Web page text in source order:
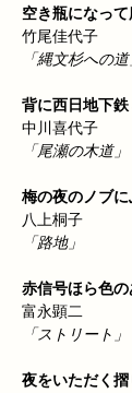
空き瓶になっ
竹尾佳代子
「縄文杉への道
背に西日地下
中川喜代子
「尾瀬の木道」
梅の夜のノブ
八上桐子
「路地」
赤信号ほら色
富永顕二
「ストリート」
夜をいただく